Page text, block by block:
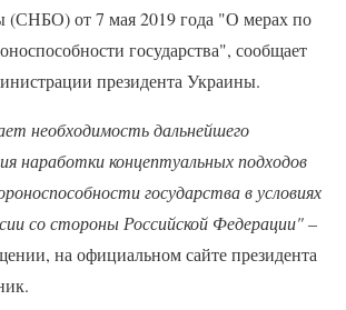
(СНБО) от 7 мая 2019 года "О мерах по
государства", сообщает
президента Украины.
необходимость дальнейшего
наработки концептуальных подходов
государства в условиях
со стороны Российской Федерации"–
на официальном сайте президента